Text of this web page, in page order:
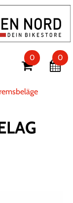
0 0